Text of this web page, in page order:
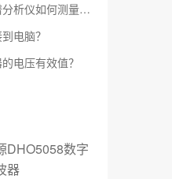
如何测量信噪比？
电脑？
电压有效值？
DHO5058数字
器